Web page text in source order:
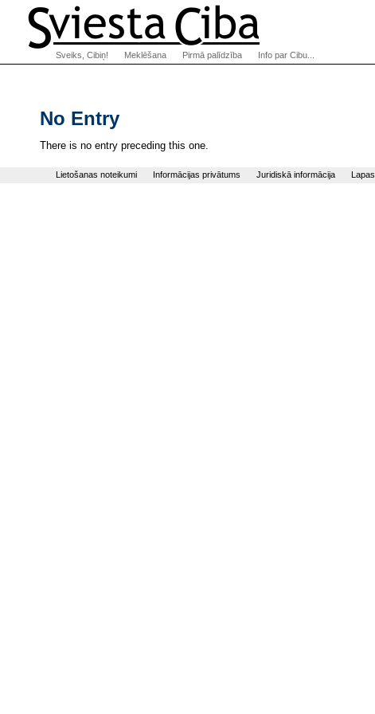
No Entry
There is no entry preceding this one.
Sveiks, Cibiņ! Meklēšana Pirmā palīdzība Info par Cibu...
Lietošanas noteikumi Informācijas privātums Juridiskā informācija